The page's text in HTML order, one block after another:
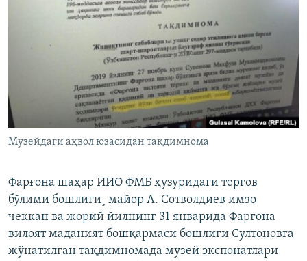
Музейдаги аҳвол юзасидан тақдимнома
Фарғона шаҳар ИИО ФМБ ҳузуридаги тергов
бўлими бошлиғи¸ майор А. Сотволдиев имзо
чеккан ва жорий йилнинг 31 январида Фарғона
вилоят маданият бошқармаси бошлиғи Султоновга
жўнатилган тақдимномада музей экспонатлари